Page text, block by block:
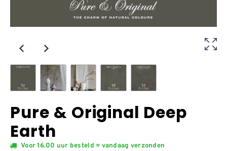
Pure & Original Deep
Earth
Voor 16.00 uur besteld = vandaag verzonden